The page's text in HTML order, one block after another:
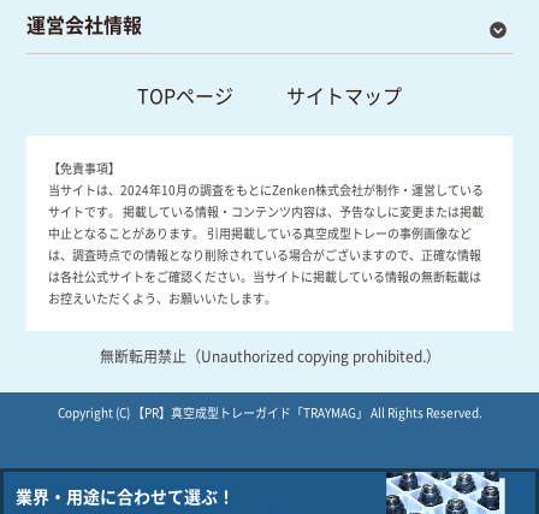
業界・用途に合わせて選ぶ！
運営会社情報
TOPページ サイトマップ
【免責事項】
当サイトは、2024年10月の調査をもとにZenken株式会社が制作・運営している
サイトです。 掲載している情報・コンテンツ内容は、予告なしに変更または掲載
中止となることがあります。 引用掲載している真空成型トレーの事例画像など
は、調査時点での情報となり削除されている場合がございますので、正確な情報
は各社公式サイトをご確認ください。当サイトに掲載している情報の無断転載は
お控えいただくよう、お願いいたします。
無断転用禁止（Unauthorized copying prohibited.）
Copyright (C) 真空成型トレーガイド「TRAYMAG」 All Rights Reserved.